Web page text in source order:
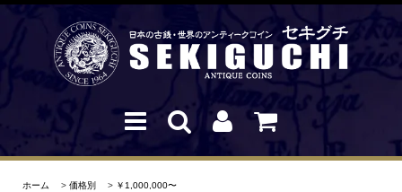
ホーム > 価格別 > ￥1,000,000〜